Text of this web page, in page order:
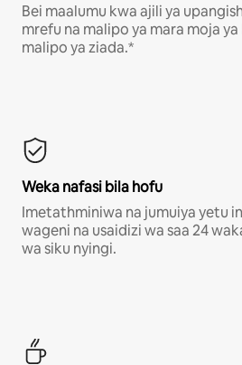
Bei maalumu kwa ajili ya
mrefu na malipo ya mara moja
malipo ya ziada.*
Weka nafasi bila hofu
Imetathminiwa na jumuiya yetu
wageni na usaidizi wa saa 24
wa siku nyingi.